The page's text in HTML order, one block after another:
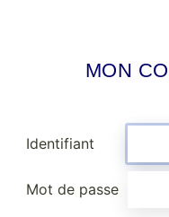
MON
Identifiant
Mot de passe